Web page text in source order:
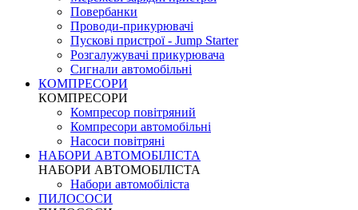
Повербанки
Проводи-прикурювачі
Пускові пристрої - Jump Starter
Розгалужувачі прикурювача
Сигнали автомобільні
КОМПРЕСОРИ
КОМПРЕСОРИ
Компресор повітряний
Компресори автомобільні
Насоси повітряні
НАБОРИ АВТОМОБІЛІСТА
НАБОРИ АВТОМОБІЛІСТА
Набори автомобіліста
ПИЛОСОСИ